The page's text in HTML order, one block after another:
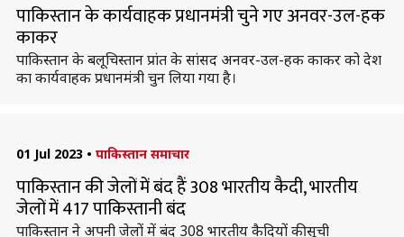
पाकिस्तान के कार्यवाहक प्रधानमंत्री चुने गए अनवर-उल-हक
काकर
पाकिस्तान के बलूचिस्तान प्रांत के सांसद अनवर-उल-हक काकर को देश
का कार्यवाहक प्रधानमंत्री चुन लिया गया है।
01 Jul 2023 • पाकिस्तान समाचार
पाकिस्तान की जेलों में बंद हैं 308 भारतीय कैदी, भारतीय
जेलों में 417 पाकिस्तानी बंद
पाकिस्तान ने अपनी जेलों में बंद 308 भारतीय कैदियों की सूची